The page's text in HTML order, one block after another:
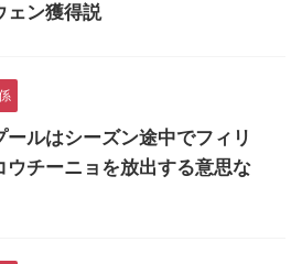
ェン獲得説
ールはシーズン途中でフィリ
ウチーニョを放出する意思な